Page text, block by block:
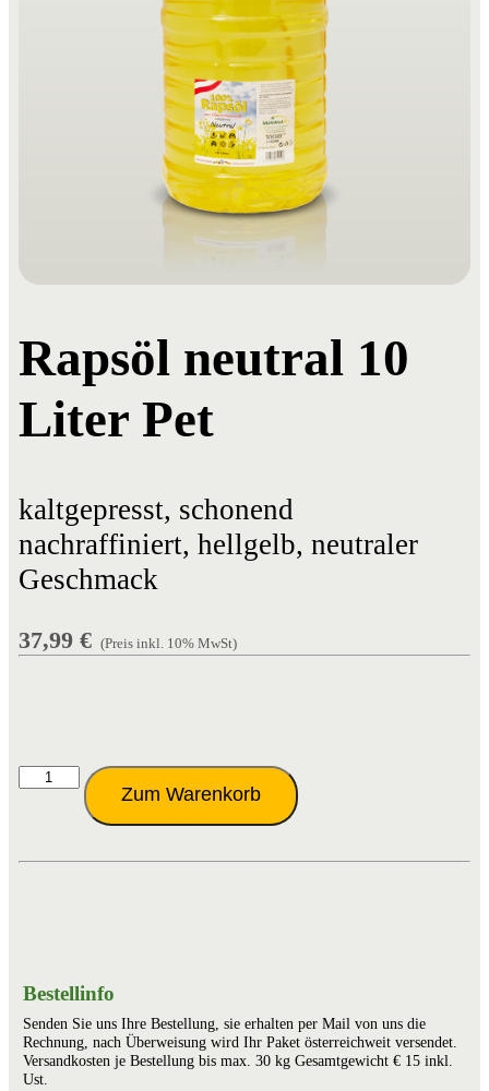
Rapsöl neutral 10
Liter Pet
kaltgepresst, schonend
nachraffiniert, hellgelb, neutraler
Geschmack
37,99 € (Preis inkl. 10% MwSt)
Rapsöl
neutral
Zum Warenkorb
Bestellinfo
Senden Sie uns Ihre Bestellung, sie erhalten per Mail von uns die
Rechnung, nach Überweisung wird Ihr Paket österreichweit versendet.
Versandkosten je Bestellung bis max. 30 kg Gesamtgewicht € 15 inkl.
Ust.